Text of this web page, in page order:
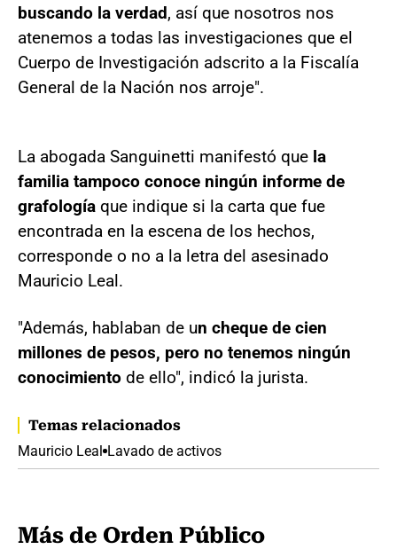
buscando la verdad, así que nosotros nos
atenemos a todas las investigaciones que el
Cuerpo de Investigación adscrito a la Fiscalía
General de la Nación nos arroje".
La abogada Sanguinetti manifestó que la
familia tampoco conoce ningún informe de
grafología que indique si la carta que fue
encontrada en la escena de los hechos,
corresponde o no a la letra del asesinado
Mauricio Leal.
"Además, hablaban de un cheque de cien
millones de pesos, pero no tenemos ningún
conocimiento de ello", indicó la jurista.
Temas relacionados
Mauricio Leal Lavado de activos
Más de Orden Público